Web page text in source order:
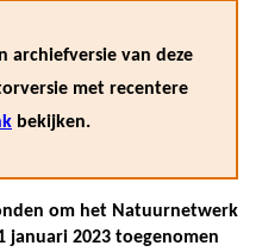
archiefversie van deze
met recentere
bekijken.
om het Natuurnetwerk
januari 2023 toegenomen